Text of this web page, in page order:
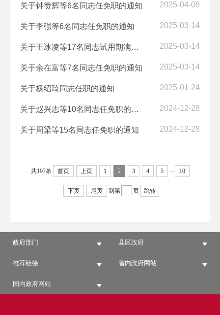
关于钟赞辉等6名同志任免职的通知 2025-04-08
关于李强等6名同志任免职的通知 2025-03-14
关于王冰凌等17名同志试用期满转正的通知 2025-03-14
关于余在富等7名同志任免职的通知 2025-03-14
关于杨绍琦同志任职的通知 2025-01-24
关于赵兴志等10名同志任免职的通知 2024-12-28
关于周梁等15名同志任免职的通知 2024-12-28
共197条 首页 上页 1 2 3 4 5 ... 10
下页 尾页 到第 页 跳转
政府部门 县区政府
推荐链接 省内政府网站
国内政府网站